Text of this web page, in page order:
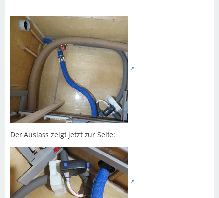
Der Auslass zeigt jetzt zur Seite: